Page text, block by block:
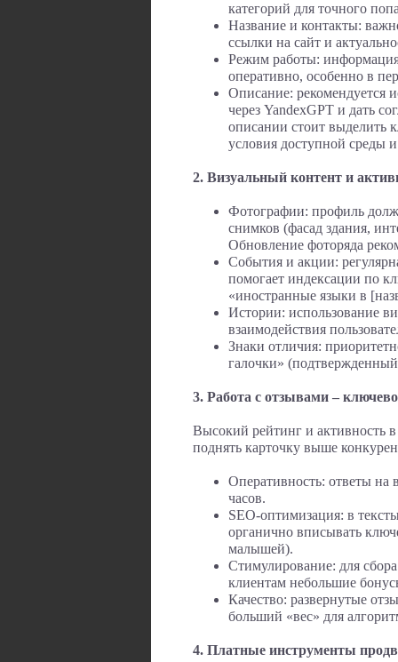
категорий для точного
Название и контакты:
ссылки на сайт и
Режим работы:
оперативно, особенно в
Описание: рекомендуется
через YandexGPT и дать
описании стоит выделить
условия доступной среды
2. Визуальный контент и
Фотографии: профиль
снимков (фасад здания,
Обновление фоторяда
События и акции:
помогает индексации по
«иностранные языки в
Истории: использование
взаимодействия
Знаки отличия:
галочки»
3. Работа с отзывами –
Высокий рейтинг и активность
поднять карточку выше
Оперативность: ответы на
часов.
SEO-оптимизация: в
органично вписывать
малышей).
Стимулирование: для
клиентам небольшие
Качество: развернутые
больший «вес» для
4. Платные инструменты